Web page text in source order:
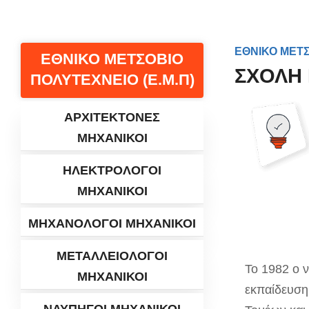
ΕΘΝΙΚΟ ΜΕΤΣΟΒΙΟ
ΠΟΛΥΤΕΧΝΕΙΟ (Ε.Μ.Π)
ΑΡΧΙΤΕΚΤΟΝΕΣ
ΜΗΧΑΝΙΚΟΙ
ΗΛΕΚΤΡΟΛΟΓΟΙ
ΜΗΧΑΝΙΚΟΙ
ΜΗΧΑΝΟΛΟΓΟΙ ΜΗΧΑΝΙΚΟΙ
ΜΕΤΑΛΛΕΙΟΛΟΓΟΙ
ΜΗΧΑΝΙΚΟΙ
ΕΘΝΙΚΟ
ΣΧΟΛΗ
Το 1982 ο